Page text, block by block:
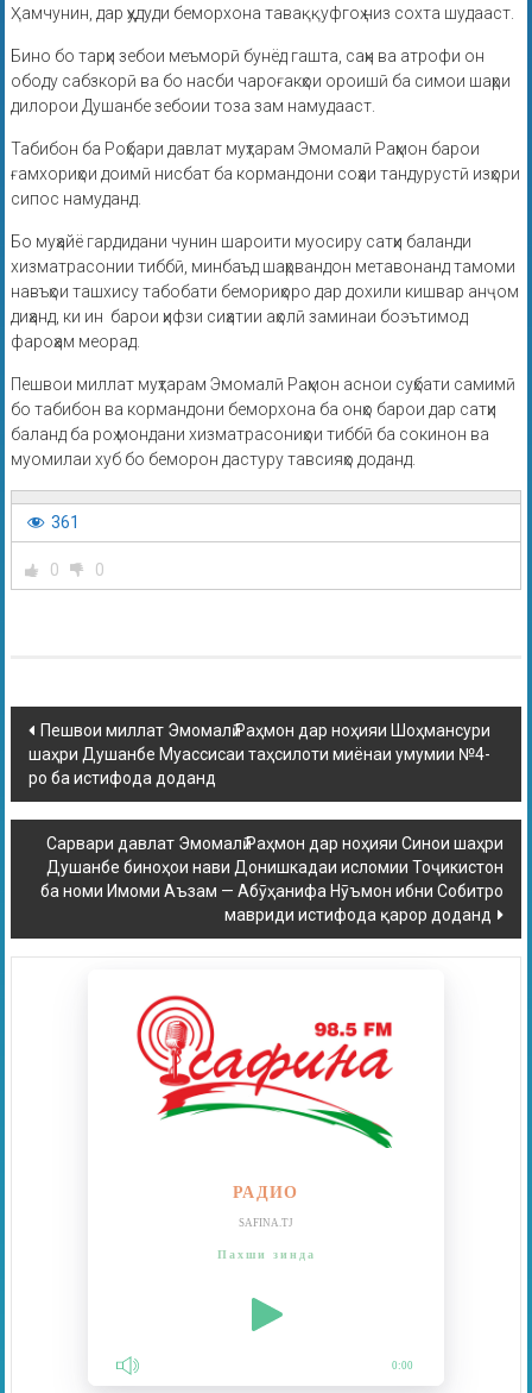
Ҳамчунин, дар ҳудуди беморхона таваққуфгоҳ низ сохта шудааст.
Бино бо тарҳи зебои меъморӣ бунёд гашта, саҳн ва атрофи он
ободу сабзкорӣ ва бо насби чароғакҳои ороишӣ ба симои шаҳри
дилорои Душанбе зебоии тоза зам намудааст.
Табибон ба Роҳбари давлат муҳтарам Эмомалӣ Раҳмон барои
ғамхориҳои доимӣ нисбат ба кормандони соҳаи тандурустӣ изҳори
сипос намуданд.
Бо муҳайё гардидани чунин шароити муосиру сатҳи баланди
хизматрасонии тиббӣ, минбаъд шаҳрвандон метавонанд тамоми
навъҳои ташхису табобати бемориҳоро дар дохили кишвар анҷом
диҳанд, ки ин барои ҳифзи сиҳатии аҳолӣ заминаи боэътимод
фароҳам меорад.
Пешвои миллат муҳтарам Эмомалӣ Раҳмон аснои суҳбати самимӣ
бо табибон ва кормандони беморхона ба онҳо барои дар сатҳи
баланд ба роҳ мондани хизматрасониҳои тиббӣ ба сокинон ва
муомилаи хуб бо беморон дастуру тавсияҳо доданд.
361
0 0
Пешвои миллат Эмомалӣ Раҳмон дар ноҳияи Шоҳмансури
шаҳри Душанбе Муассисаи таҳсилоти миёнаи умумии №4-
ро ба истифода доданд
Сарвари давлат Эмомалӣ Раҳмон дар ноҳияи Синои шаҳри
Душанбе биноҳои нави Донишкадаи исломии Тоҷикистон
ба номи Имоми Аъзам — Абӯҳанифа Нӯъмон ибни Собитро
мавриди истифода қарор доданд
РАДИО
SAFINA.TJ
Пахши зинда
0:00